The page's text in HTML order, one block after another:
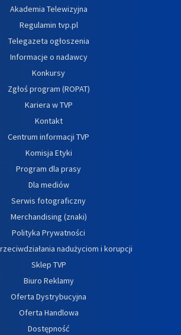
Akademia Telewizyjna
Regulamin tvp.pl
Telegazeta ogłoszenia
Informacje o nadawcy
Konkursy
Zgłoś program (ROPAT)
Kariera w TVP
Kontakt
Centrum informacji TVP
Komisja Etyki
Program dla prasy
Dla mediów
Serwis fotograficzny
Merchandising (znaki)
Polityka Prywatności
nadużyciom i korupcji
Sklep TVP
Biuro Reklamy
Oferta Dystrybucyjna
Oferta Handlowa
Dostępność